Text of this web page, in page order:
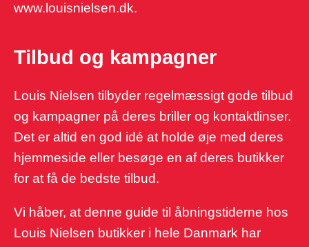
www.louisnielsen.dk.
Tilbud og kampagner
Louis Nielsen tilbyder regelmæssigt gode tilbud
og kampagner på deres briller og kontaktlinser.
Det er altid en god idé at holde øje med deres
hjemmeside eller besøge en af deres butikker
for at få de bedste tilbud.
Vi håber, at denne guide til åbningstiderne hos
Louis Nielsen butikker i hele Danmark har